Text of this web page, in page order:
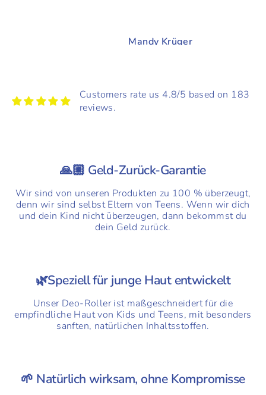
Mandy Krüger
Customers rate us 4.8/5 based on 183
reviews.
🙏🏼 Geld-Zurück-Garantie
Wir sind von unseren Produkten zu 100 % überzeugt,
denn wir sind selbst Eltern von Teens. Wenn wir dich
und dein Kind nicht überzeugen, dann bekommst du
dein Geld zurück.
🌿Speziell für junge Haut entwickelt
Unser Deo-Roller ist maßgeschneidert für die
empfindliche Haut von Kids und Teens, mit besonders
sanften, natürlichen Inhaltsstoffen.
🌱 Natürlich wirksam, ohne Kompromisse